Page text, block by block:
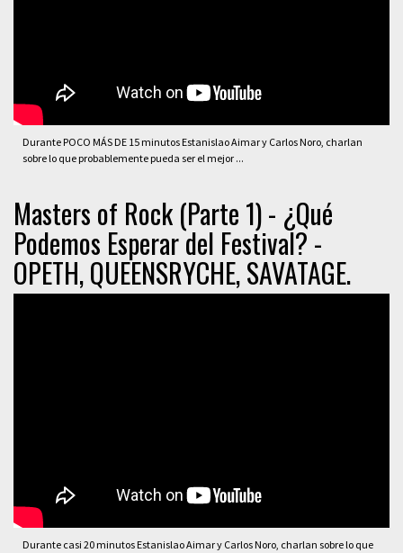
Durante POCO MÁS DE 15 minutos Estanislao Aimar y Carlos Noro, charlan
sobre lo que probablemente pueda ser el mejor ...
Masters of Rock (Parte 1) - ¿Qué
Podemos Esperar del Festival? -
OPETH, QUEENSRYCHE, SAVATAGE.
Durante casi 20 minutos Estanislao Aimar y Carlos Noro, charlan sobre lo que